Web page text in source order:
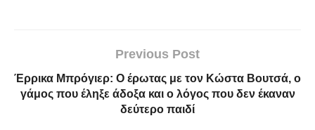
Previous Post
Έρρικα Μπρόγιερ: Ο έρωτας με τον Κώστα Βουτσά, ο
γάμος που έληξε άδοξα και ο λόγος που δεν έκαναν
δεύτερο παιδί